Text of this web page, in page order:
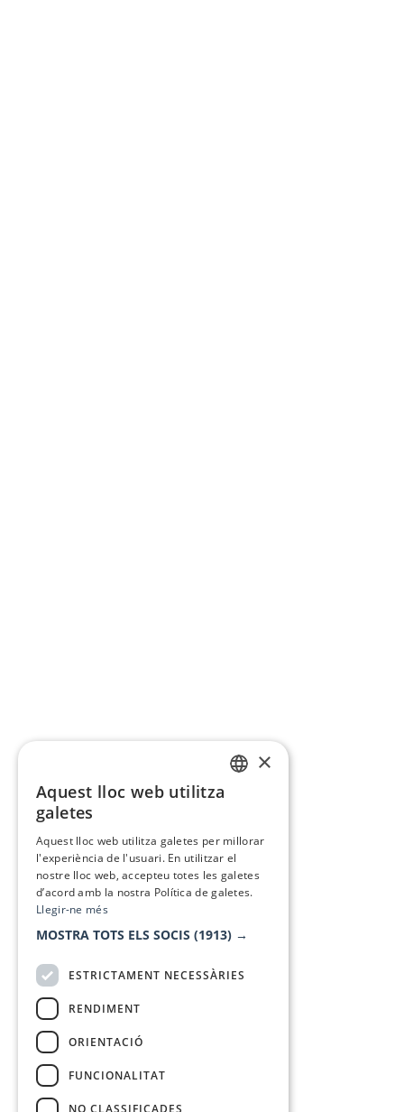
×
Aquest lloc web utilitza
galetes
Aquest lloc web utilitza galetes per millorar
l'experiència de l'usuari. En utilitzar el
nostre lloc web, accepteu totes les galetes
d’acord amb la nostra Política de galetes.
Llegir-ne més
MOSTRA TOTS ELS SOCIS (1913) →
ESTRICTAMENT NECESSÀRIES
RENDIMENT
ORIENTACIÓ
FUNCIONALITAT
NO CLASSIFICADES